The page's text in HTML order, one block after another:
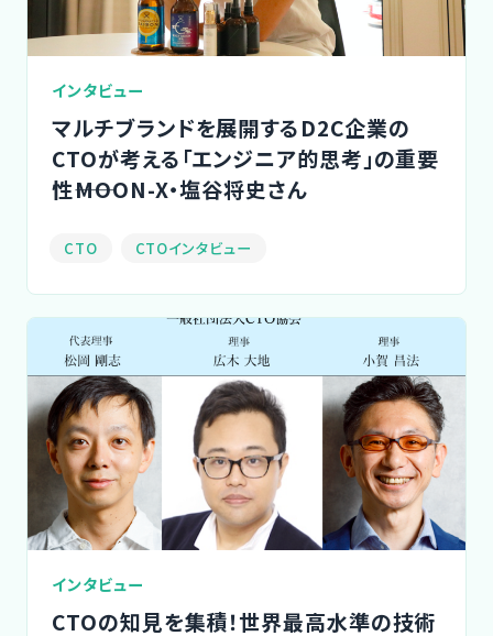
インタビュー
マルチブランドを展開するD2C企業の
CTOが考える「エンジニア的思考」の重要
性――MOON-X・塩谷将史さん
CTO CTOインタビュー
インタビュー
CTOの知見を集積！世界最高水準の技術